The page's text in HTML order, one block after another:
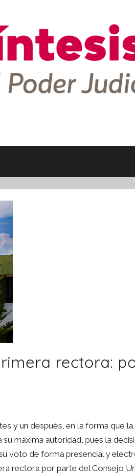
rectora:
y un después, en la forma que
máxima autoridad, pues la
voto de forma presencial y
rectora por parte del Consejo